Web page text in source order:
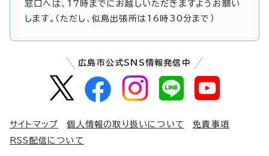
窓口へは、17時までにお越しいただきますようお願い
します。（ただし、似島出張所は16時30分まで）
広島市公式SNS情報発信中
サイトマップ 個人情報の取り扱いについて
免責事項
RSS配信について